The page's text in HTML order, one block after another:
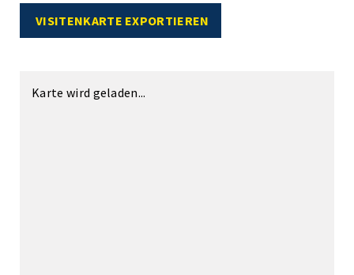
VISITENKARTE EXPORTIEREN
Karte wird geladen...